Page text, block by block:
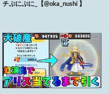
チぷにぷに_【@oka_nushi 】